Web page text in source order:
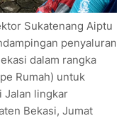
Sukatenang Aiptu
penyaluran
dalam rangka
Rumah) untuk
Jalan lingkar
Bekasi, Jumat